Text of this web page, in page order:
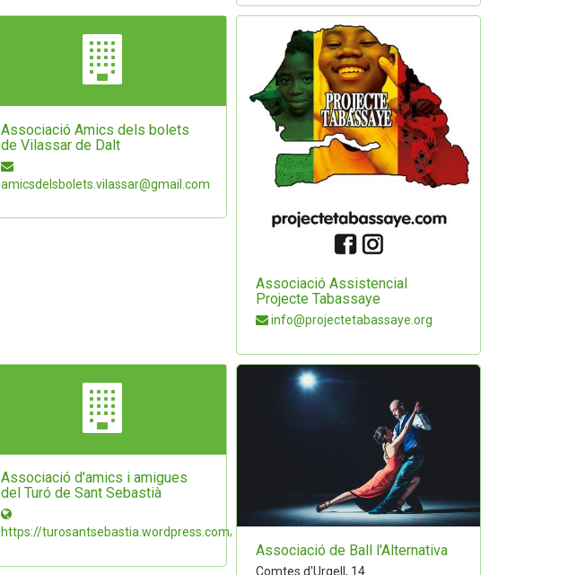
Associació Amics dels bolets
de Vilassar de Dalt
amicsdelsbolets.vilassar@gmail.com
Associació Assistencial
Projecte Tabassaye
info@projectetabassaye.org
Associació d'amics i amigues
del Turó de Sant Sebastià
https://turosantsebastia.wordpress.com/h...
Associació de Ball l'Alternativa
Comtes d'Urgell, 14